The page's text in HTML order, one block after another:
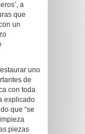
a
que
un
uno
de
con toda
explicado
que “se
piezas